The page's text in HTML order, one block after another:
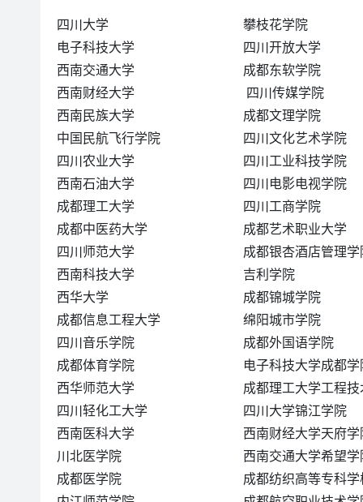
四川大学
攀枝花学院
电子科技大学
四川开放大学
西南交通大学
成都东软学院
西南财经大学
四川传媒学院
西南民族大学
成都文理学院
中国民航飞行学院
四川文化艺术学院
四川农业大学
四川工业科技学院
西南石油大学
四川电影电视学院
成都理工大学
四川工商学院
成都中医药大学
成都艺术职业大学
四川师范大学
成都银杏酒店管理
西南科技大学
吉利学院
西华大学
成都锦城学院
成都信息工程大学
绵阳城市学院
四川音乐学院
成都外国语学院
成都体育学院
电子科技大学成都
西华师范大学
成都理工大学工程
四川轻化工大学
四川大学锦江学院
西南医科大学
西南财经大学天府
川北医学院
西南交通大学希望
成都医学院
成都纺织高等专科